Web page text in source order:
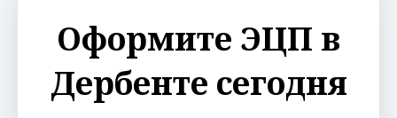
Оформите ЭЦП в
Дербенте сегодня